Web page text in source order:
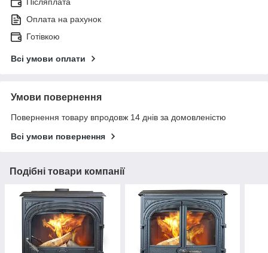
Оплата на рахунок
Готівкою
Всі умови оплати
Умови повернення
Повернення товару впродовж 14 днів за домовленістю
Всі умови повернення
Подібні товари компанії